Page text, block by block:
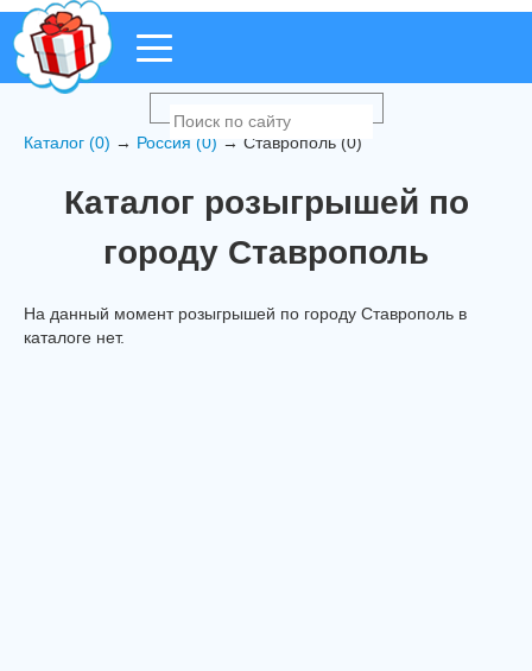
Каталог (0) → Россия (0) → Ставрополь (0)
Каталог розыгрышей по
городу Ставрополь
На данный момент розыгрышей по городу Ставрополь в
каталоге нет.